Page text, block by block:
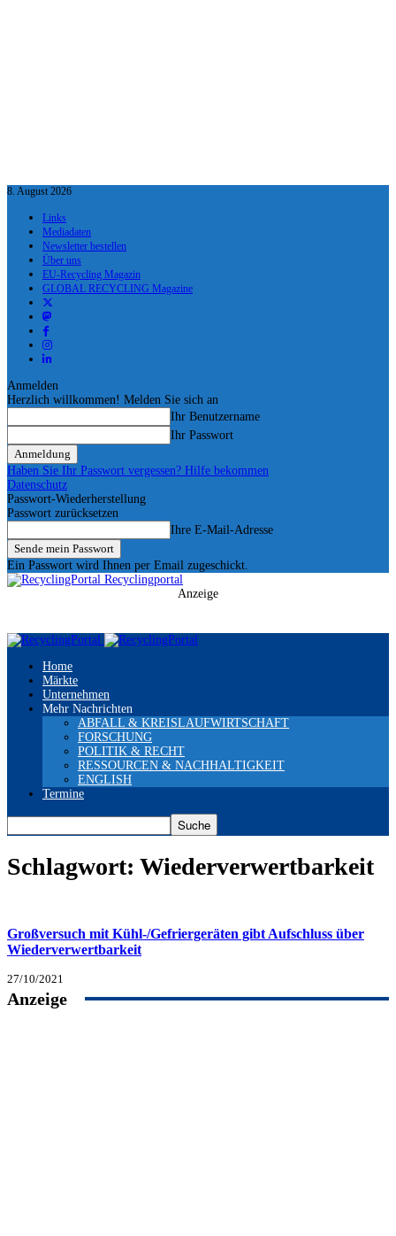
8. August 2026
Links
Mediadaten
Newsletter bestellen
Über uns
EU-Recycling Magazin
GLOBAL RECYCLING Magazine
Anmelden
Herzlich willkommen! Melden Sie sich an
Ihr Benutzername
Ihr Passwort
Haben Sie Ihr Passwort vergessen? Hilfe bekommen
Datenschutz
Passwort-Wiederherstellung
Passwort zurücksetzen
Ihre E-Mail-Adresse
Ein Passwort wird Ihnen per Email zugeschickt.
Recyclingportal
Anzeige
Home
Märkte
Unternehmen
Mehr Nachrichten
ABFALL & KREISLAUFWIRTSCHAFT
FORSCHUNG
POLITIK & RECHT
RESSOURCEN & NACHHALTIGKEIT
ENGLISH
Termine
Schlagwort: Wiederverwertbarkeit
Großversuch mit Kühl-/Gefriergeräten gibt Aufschluss über
Wiederverwertbarkeit
27/10/2021
Anzeige